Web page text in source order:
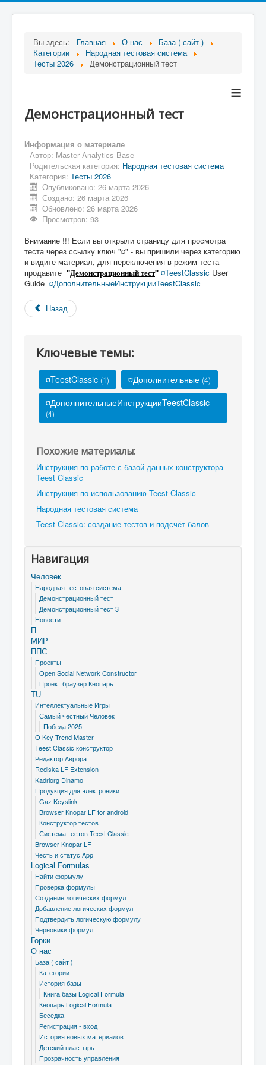
Вы здесь: Главная О нас
База ( сайт )
Категории
Народная тестовая система
Тесты 2026
Демонстрационный тест
≡
Демонстрационный тест
Информация о материале
Автор: Master Analytics Base
Родительская категория: Народная тестовая система
Категория: Тесты 2026
Опубликовано: 26 марта 2026
Создано: 26 марта 2026
Обновлено: 26 марта 2026
Просмотров: 93
Внимание !!! Если вы открыли страницу для просмотра
теста через ссылку ключ "¤" - вы пришили через категорию
и видите материал, для переключения в режим теста
продавите "Демонстрационный тест" ¤TeestClassic User
Guide ¤ДополнительныеИнструкцииTeestClassic
Назад
Ключевые темы:
¤TeestClassic (1) ¤Дополнительные (4)
¤ДополнительныеИнструкцииTeestClassic
(4)
Похожие материалы:
Инструкция по работе с базой данных конструктора
Teest Classic
Инструкция по использованию Teest Classic
Народная тестовая система
Teest Classic: создание тестов и подсчёт балов
Навигация
Человек
Народная тестовая система
Демонстрационный тест
Демонстрационный тест 3
Новости
П
МИР
ППС
Проекты
Open Social Network Constructor
Проект браузер Кнопарь
TU
Интеллектуальные Игры
Самый честный Человек
Победа 2025
O Key Trend Master
Teest Classic конструктор
Редактор Аврора
Rediska LF Extension
Kadriorg Dinamo
Продукция для электроники
Gaz Keyslink
Browser Knopar LF for android
Конструктор тестов
Система тестов Teest Classic
Browser Knopar LF
Честь и статус App
Logical Formulas
Найти формулу
Проверка формулы
Создание логических формул
Добавление логических формул
Подтвердить логическую формулу
Черновики формул
Горки
О нас
База ( сайт )
Категории
История базы
Книга базы Logical Formula
Кнопарь Logical Formula
Беседка
Регистрация - вход
История новых материалов
Детский пластырь
Прозрачность управления